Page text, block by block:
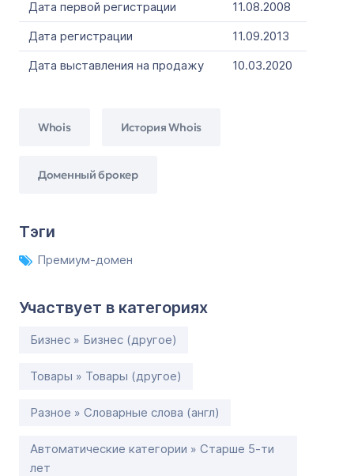
Дата первой регистрации
11.08.2008
Дата регистрации
11.09.2013
Дата выставления на продажу
10.03.2020
Whois История Whois
Доменный брокер
Тэги
Премиум-домен
Участвует в категориях
Бизнес » Бизнес (другое)
Товары » Товары (другое)
Разное » Словарные слова (англ)
Автоматические категории » Старше 5-ти
лет